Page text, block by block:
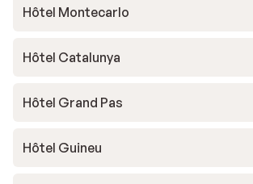
Hôtel Montecarlo
Hôtel Catalunya
Hôtel Grand Pas
Hôtel Guineu